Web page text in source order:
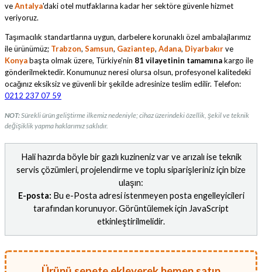
veAntalya'daki otel mutfaklarına kadar her sektöre güvenle hizmet
veriyoruz.
Taşımacılık standartlarına uygun, darbelere korunaklı özel ambalajlarımız
ile ürünümüz; Trabzon, Samsun, Gaziantep, Adana, Diyarbakırve
Konyabaşta olmak üzere, Türkiye'nin 81 vilayetinin tamamınakargo ile
gönderilmektedir. Konumunuz neresi olursa olsun, profesyonel kalitedeki
ocağınız eksiksiz ve güvenli bir şekilde adresinize teslim edilir. Telefon:
0212 237 07 59
NOT:Sürekli ürün geliştirme ilkemiz nedeniyle; cihaz üzerindeki özellik, şekil ve teknik
değişiklik yapma haklarımız saklıdır.
Hali hazırda böyle bir gazlı kuzineniz var ve arızalı ise teknik
servis çözümleri, projelendirme ve toplu siparişleriniz için bize
ulaşın:
E-posta: Bu e-Posta adresi istenmeyen posta engelleyicileri
tarafından korunuyor. Görüntülemek için JavaScript
etkinleştirilmelidir.